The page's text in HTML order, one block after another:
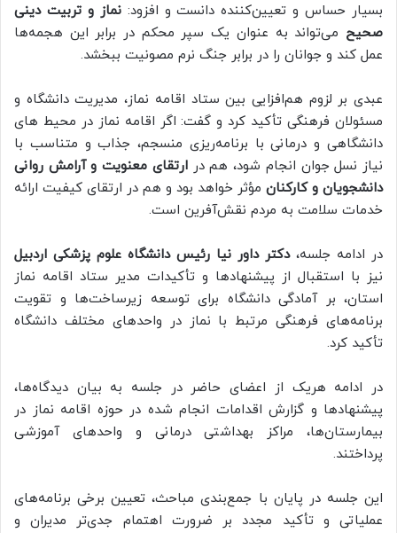
بسیار حساس و تعیین‌کننده دانست و افزود:نماز و تربیت دینی
صحیح می‌تواند به عنوان یک سپر محکم در برابر این هجمه‌ها
عمل کند و جوانان را در برابر جنگ نرم مصونیت ببخشد.
عبدی بر لزوم هم‌افزایی بین ستاد اقامه نماز، مدیریت دانشگاه و
مسئولان فرهنگی تأکید کرد و گفت: اگر اقامه نماز در محیط های
دانشگاهی و درمانی با برنامه‌ریزی منسجم، جذاب و متناسب با
نیاز نسل جوان انجام شود، هم درارتقای معنویت و آرامش روانی
دانشجویان و کارکنان مؤثر خواهد بود و هم در ارتقای کیفیت ارائه
خدمات سلامت به مردم نقش‌آفرین است.
در ادامه جلسه،دکتر داور نیا رئیس دانشگاه علوم پزشکی اردبیل
نیز با استقبال از پیشنهادها و تأکیدات مدیر ستاد اقامه نماز
استان، بر آمادگی دانشگاه برای توسعه زیرساخت‌ها و تقویت
برنامه‌های فرهنگی مرتبط با نماز در واحدهای مختلف دانشگاه
تأکید کرد.
در ادامه هریک از اعضای حاضر در جلسه به بیان دیدگاه‌ها،
پیشنهادها و گزارش اقدامات انجام شده در حوزه اقامه نماز در
بیمارستان‌ها، مراکز بهداشتی درمانی و واحدهای آموزشی
پرداختند.
این جلسه در پایان با جمع‌بندی مباحث، تعیین برخی برنامه‌های
عملیاتی و تأکید مجدد بر ضرورت اهتمام جدی‌تر مدیران و